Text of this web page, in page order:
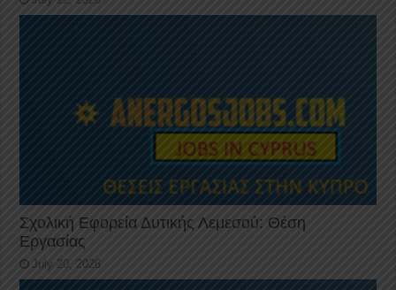
Σχολική Εφορεία Δυτικής Λεμεσού: Θέση
Εργασίας
July 20, 2026